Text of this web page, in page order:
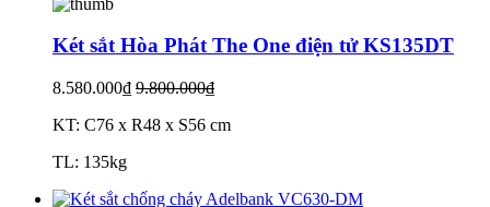
Két sắt Hòa Phát The One điện tử KS135DT
8.580.000₫ 9.800.000₫
KT: C76 x R48 x S56 cm
TL: 135kg